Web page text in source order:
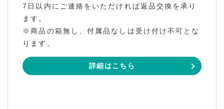
7日以内にご連絡をいただければ返品交換を承り
ます。
※商品の箱無し、付属品なしは受け付け不可とな
ります。
詳細はこちら